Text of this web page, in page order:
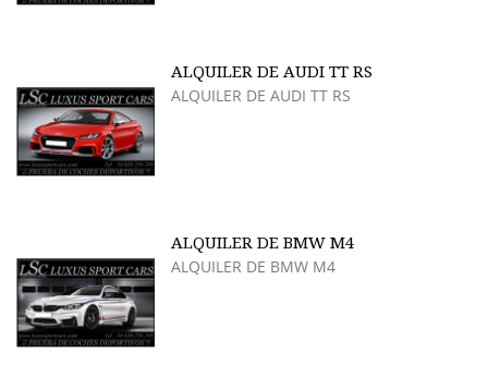
ALQUILER DE AUDI TT RS
ALQUILER DE AUDI TT RS
ALQUILER DE BMW M4
ALQUILER DE BMW M4